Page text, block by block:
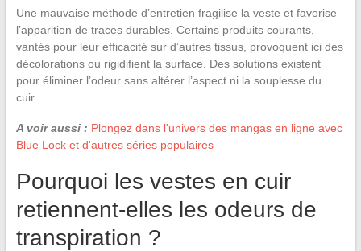
Une mauvaise méthode d’entretien fragilise la veste et favorise
l’apparition de traces durables. Certains produits courants,
vantés pour leur efficacité sur d’autres tissus, provoquent ici des
décolorations ou rigidifient la surface. Des solutions existent
pour éliminer l’odeur sans altérer l’aspect ni la souplesse du
cuir.
A voir aussi : Plongez dans l'univers des mangas en ligne avec
Blue Lock et d'autres séries populaires
Pourquoi les vestes en cuir
retiennent-elles les odeurs de
transpiration ?